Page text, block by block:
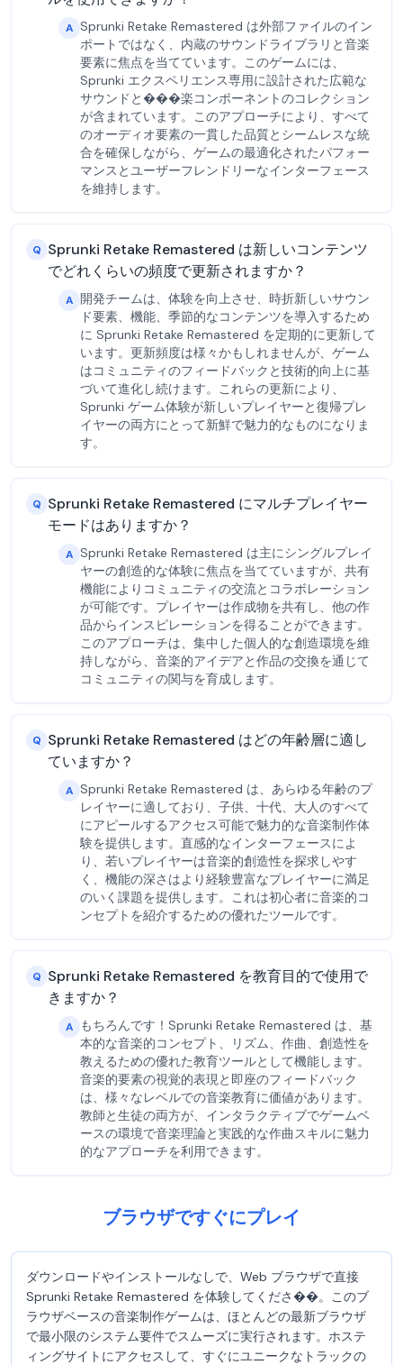
A Sprunki Retake Remastered は外部ファイルのイン
ポートではなく、内蔵のサウンドライブラリと音楽
要素に焦点を当てています。このゲームには、
Sprunki エクスペリエンス専用に設計された広範な
サウンドと���楽コンポーネントのコレクション
が含まれています。このアプローチにより、すべて
のオーディオ要素の一貫した品質とシームレスな統
合を確保しながら、ゲームの最適化されたパフォー
マンスとユーザーフレンドリーなインターフェース
を維持します。
Q Sprunki Retake Remastered は新しいコンテンツ
でどれくらいの頻度で更新されますか？
A 開発チームは、体験を向上させ、時折新しいサウン
ド要素、機能、季節的なコンテンツを導入するため
に Sprunki Retake Remastered を定期的に更新して
います。更新頻度は様々かもしれませんが、ゲーム
はコミュニティのフィードバックと技術的向上に基
づいて進化し続けます。これらの更新により、
Sprunki ゲーム体験が新しいプレイヤーと復帰プレ
イヤーの両方にとって新鮮で魅力的なものになりま
す。
Q Sprunki Retake Remastered にマルチプレイヤー
モードはありますか？
A Sprunki Retake Remastered は主にシングルプレイ
ヤーの創造的な体験に焦点を当てていますが、共有
機能によりコミュニティの交流とコラボレーション
が可能です。プレイヤーは作成物を共有し、他の作
品からインスピレーションを得ることができます。
このアプローチは、集中した個人的な創造環境を維
持しながら、音楽的アイデアと作品の交換を通じて
コミュニティの関与を育成します。
Q Sprunki Retake Remastered はどの年齢層に適し
ていますか？
A Sprunki Retake Remastered は、あらゆる年齢のプ
レイヤーに適しており、子供、十代、大人のすべて
にアピールするアクセス可能で魅力的な音楽制作体
験を提供します。直感的なインターフェースによ
り、若いプレイヤーは音楽的創造性を探求しやす
く、機能の深さはより経験豊富なプレイヤーに満足
のいく課題を提供します。これは初心者に音楽的コ
ンセプトを紹介するための優れたツールです。
Q Sprunki Retake Remastered を教育目的で使用で
きますか？
A
もちろんです！Sprunki Retake Remastered は、基
本的な音楽的コンセプト、リズム、作曲、創造性を
教えるための優れた教育ツールとして機能します。
音楽的要素の視覚的表現と即座のフィードバック
は、様々なレベルでの音楽教育に価値があります。
教師と生徒の両方が、インタラクティブでゲームベ
ースの環境で音楽理論と実践的な作曲スキルに魅力
的なアプローチを利用できます。
ブラウザですぐにプレイ
ダウンロードやインストールなしで、Web ブラウザで直接
Sprunki Retake Remastered を体験してくださ��。このブ
ラウザベースの音楽制作ゲームは、ほとんどの最新ブラウザ
で最小限のシステム要件でスムーズに実行されます。ホステ
ィングサイトにアクセスして、すぐにユニークなトラックの